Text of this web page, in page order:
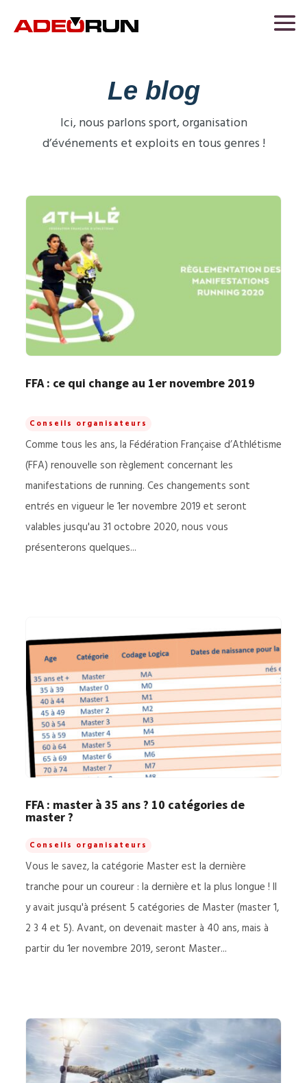
Le blog
Ici, nous parlons sport, organisation
d’événements et exploits en tous genres !
FFA : ce qui change au 1er novembre 2019
Conseils organisateurs
Comme tous les ans, la Fédération Française d’Athlétisme
(FFA) renouvelle son règlement concernant les
manifestations de running. Ces changements sont
entrés en vigueur le 1er novembre 2019 et seront
valables jusqu'au 31 octobre 2020, nous vous
présenterons quelques...
FFA : master à 35 ans ? 10 catégories de
master ?
Conseils organisateurs
Vous le savez, la catégorie Master est la dernière
tranche pour un coureur : la dernière et la plus longue ! Il
y avait jusqu'à présent 5 catégories de Master (master 1,
2 3 4 et 5). Avant, on devenait master à 40 ans, mais à
partir du 1er novembre 2019, seront Master...